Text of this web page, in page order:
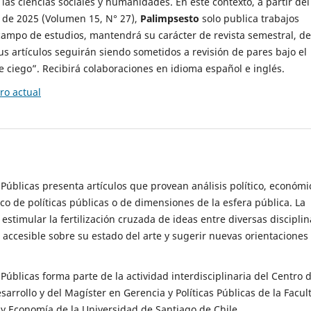
2025 (Volumen 15, N° 27), Palimpsesto solo publica trabajos
de estudios, mantendrá su carácter de revista semestral, de
artículos seguirán siendo sometidos a revisión de pares bajo el
ciego”. Recibirá colaboraciones en idioma español e inglés.
actual
presenta artículos que provean análisis político,
de políticas públicas o de dimensiones de la esfera pública. La
la fertilización cruzada de ideas entre diversas
sobre su estado del arte y sugerir nuevas orientaciones
forma parte de la actividad interdisciplinaria del Centro
y del Magíster en Gerencia y Políticas Públicas de la